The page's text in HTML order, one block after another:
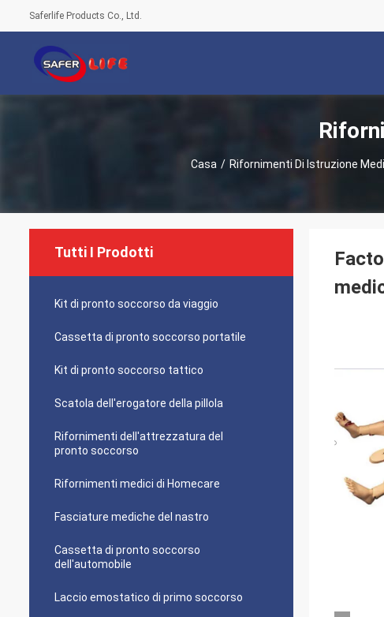
Saferlife Products Co., Ltd.
Casa / Rifornimenti Di Istruzione
Tutti I Prodotti
Kit di pronto soccorso da viaggio
Cassetta di pronto soccorso portatile
Kit di pronto soccorso tattico
Scatola dell'erogatore della pillola
Rifornimenti dell'attrezzatura del
pronto soccorso
Rifornimenti medici di Homecare
Fasciature mediche del nastro
Cassetta di pronto soccorso
dell'automobile
Laccio emostatico di primo soccorso